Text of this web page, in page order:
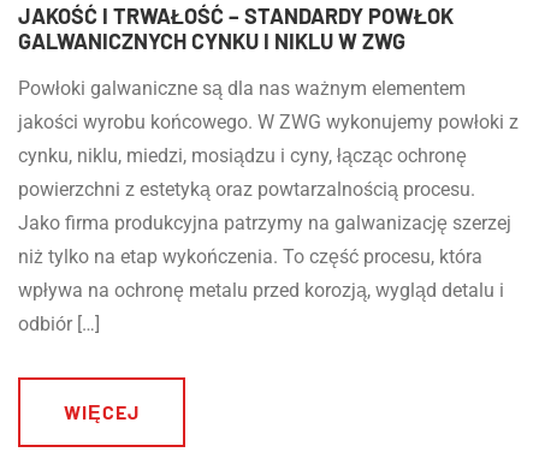
JAKOŚĆ I TRWAŁOŚĆ – STANDARDY POWŁOK
GALWANICZNYCH CYNKU I NIKLU W ZWG
Powłoki galwaniczne są dla nas ważnym elementem
jakości wyrobu końcowego. W ZWG wykonujemy powłoki z
cynku, niklu, miedzi, mosiądzu i cyny, łącząc ochronę
powierzchni z estetyką oraz powtarzalnością procesu.
Jako firma produkcyjna patrzymy na galwanizację szerzej
niż tylko na etap wykończenia. To część procesu, która
wpływa na ochronę metalu przed korozją, wygląd detalu i
odbiór […]
WIĘCEJ